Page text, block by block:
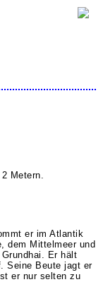
Metern.
er im Atlantik
dem Mittelmeer und
Er hält
Seine Beute jagt er
er nur selten zu